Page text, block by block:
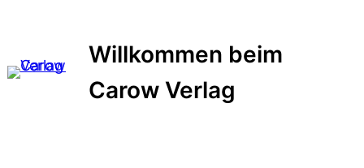
springen
Willkommen beim
Carow Verlag